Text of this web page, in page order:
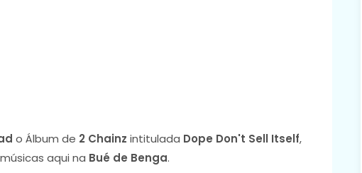
o Álbum de 2 Chainz intitulada Dope Don't Sell Itself,
aqui na Bué de Benga.